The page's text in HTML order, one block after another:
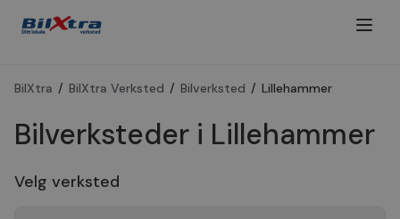
BilXtra / BilXtra Verksted / Bilverksted / Lillehammer
Bilverksteder i Lillehammer
Velg verksted